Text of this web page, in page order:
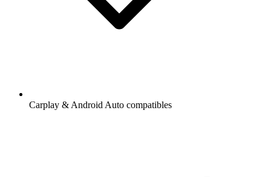
Carplay & Android Auto compatibles